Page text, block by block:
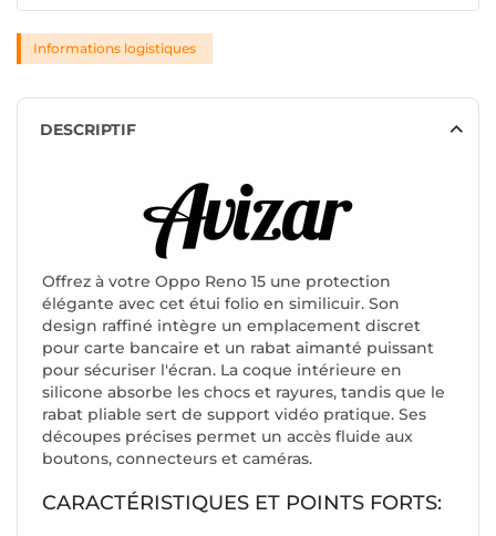
Informations logistiques
DESCRIPTIF
Offrez à votre Oppo Reno 15 une protection
élégante avec cet étui folio en similicuir. Son
design raffiné intègre un emplacement discret
pour carte bancaire et un rabat aimanté puissant
pour sécuriser l'écran. La coque intérieure en
silicone absorbe les chocs et rayures, tandis que le
rabat pliable sert de support vidéo pratique. Ses
découpes précises permet un accès fluide aux
boutons, connecteurs et caméras.
CARACTÉRISTIQUES ET POINTS FORTS: